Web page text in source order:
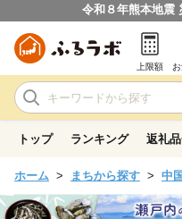
令和８年熊本地震
上限額
トップ ランキング 返礼
ホーム まちから探す 中